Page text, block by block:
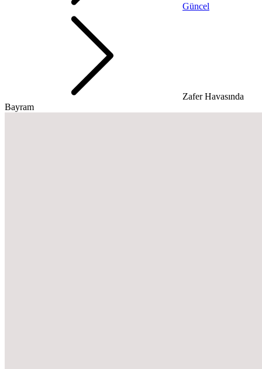
Güncel
Zafer Havasında
Bayram